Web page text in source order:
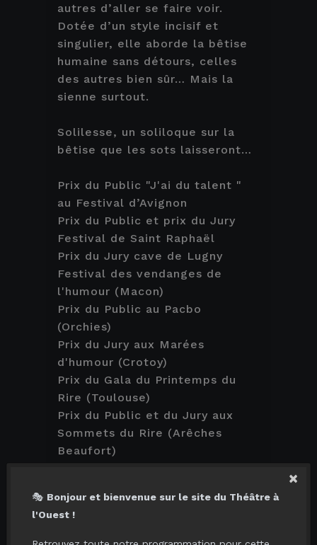
autres d’aller se faire voir.
Dotée d’un style incisif et
singulier, elle aborde la bêtise
humaine sans détours, celles
des autres bien sûr… Mais la
sienne surtout.
Solilesse, un soliloque sur la
bêtise que les sots laisseront…
Prix du Public "J'ai du talent "
au Festival d’Avignon
Prix du Public et prix du Jury
Festival de Saint Raphaël
Prix du Jury cave de Lugny
Festival des vendanges de
l'humour (Macon)
Prix du Public au Pacbo
(Orchies)
Prix du Jury aux Marées
d'humour (Crotoy)
Prix du Gala du Printemps du
Rire (Toulouse)
Prix du Public et du Jury aux
Sommets du Rire (Arêches
Beaufort)
Prix du Jury (Vervins)
Prix du Jury au Cartel de
l'humour (Genève)
×
🎭 Bonjour et bienvenue sur le site du Théâtre à
l'Ouest !